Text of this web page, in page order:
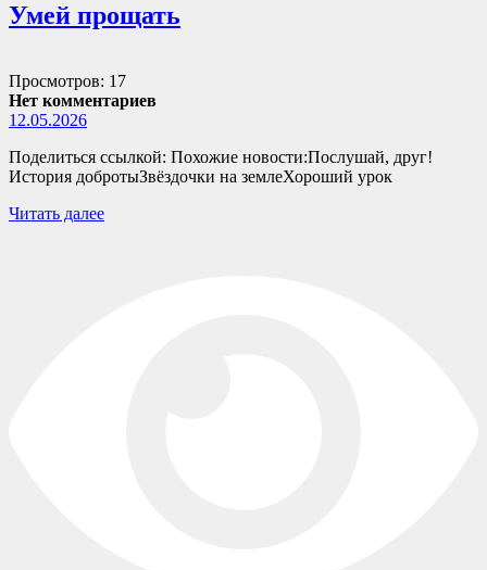
Умей прощать
Просмотров: 17
Нет комментариев
12.05.2026
Поделиться ссылкой: Похожие новости:Послушай, друг!
История добротыЗвёздочки на землеХороший урок
Читать далее